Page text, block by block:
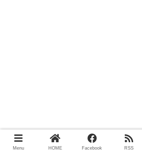
Menu HOME Facebook RSS